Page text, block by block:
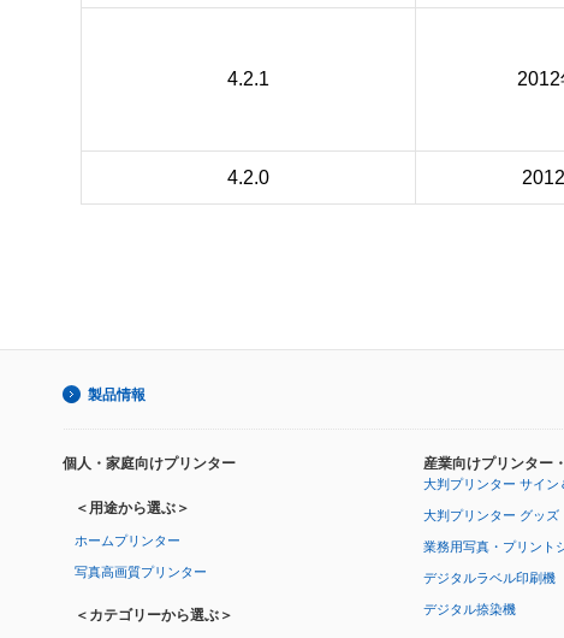
4.2.1 2012
4.2.0
製品情報
個人・家庭向けプリンター
＜用途から選ぶ＞
ホームプリンター
写真高画質プリンター
＜カテゴリーから選ぶ＞
産業向けプリンター
大判プリンター サイン
大判プリンター グッズ
業務用写真・プリント
デジタルラベル印刷機
デジタル捺染機